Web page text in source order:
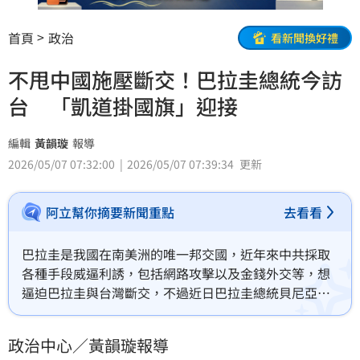
首頁 政治 看新聞換好禮
不甩中國施壓斷交！巴拉圭總統今訪
台 「凱道掛國旗」迎接
編輯 黃韻璇 報導
2026/05/07 07:32:00
2026/05/07 07:39:34 更新
阿立幫你摘要新聞重點 去看看
巴拉圭是我國在南美洲的唯一邦交國，近年來中共採取
各種手段威逼利誘，包括網路攻擊以及金錢外交等，想
逼迫巴拉圭與台灣斷交，不過近日巴拉圭總統貝尼亞
（Santiago Peña）接受《紐約時報》採訪時，堅定表
尼亞今（7）日率團訪問台灣，外交部長林佳龍分享，凱
政治中心／黃韻璇報導